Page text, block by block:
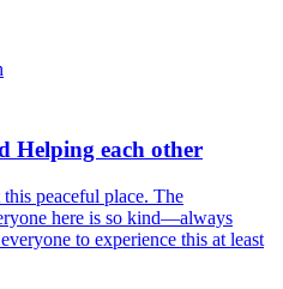
Helping each other
peaceful place. The
here is so kind—always
to experience this at least